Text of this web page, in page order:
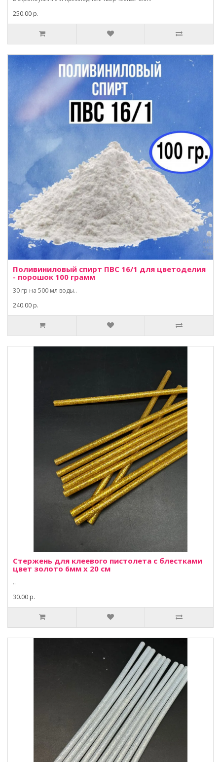
250.00 р.
Поливиниловый спирт ПВС 16/1 для цветоделия
- порошок 100 грамм
30 гр на 500 мл воды..
240.00 р.
Стержень для клеевого пистолета с блестками
цвет золото 6мм х 20 см
..
30.00 р.